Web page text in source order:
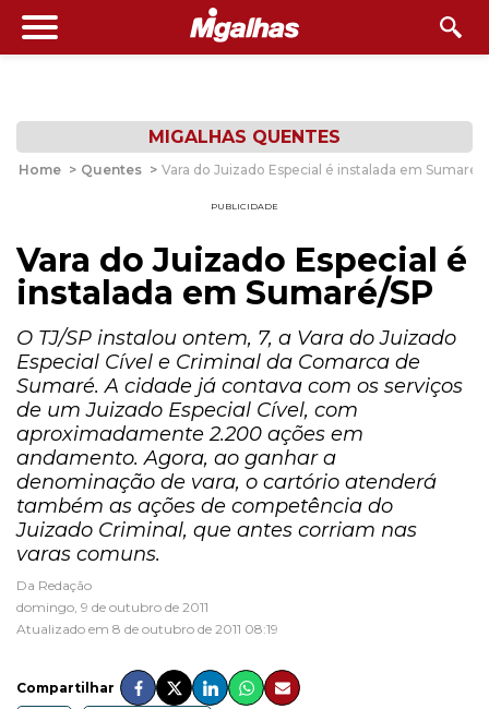
MIGALHAS QUENTES
Home > Quentes > Vara do Juizado Especial é instalada em Sumaré/
PUBLICIDADE
Vara do Juizado Especial é
instalada em Sumaré/SP
O TJ/SP instalou ontem, 7, a Vara do Juizado
Especial Cível e Criminal da Comarca de
Sumaré. A cidade já contava com os serviços
de um Juizado Especial Cível, com
aproximadamente 2.200 ações em
andamento. Agora, ao ganhar a
denominação de vara, o cartório atenderá
também as ações de competência do
Juizado Criminal, que antes corriam nas
varas comuns.
Da Redação
domingo, 9 de outubro de 2011
Atualizado em 8 de outubro de 2011 08:19
Compartilhar